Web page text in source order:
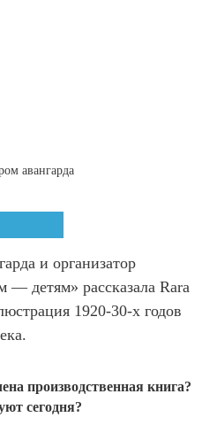
авангарда
и организатор
— детям» рассказала Rara
1920-30-х годов
производственная книга?
сегодня?